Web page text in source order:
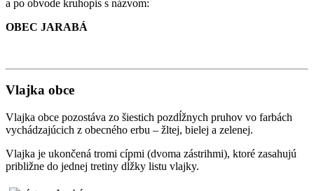
a po obvode kruhopis s názvom:
OBEC JARABÁ
Vlajka obce
Vlajka obce pozostáva zo šiestich pozdĺžnych pruhov vo farbách
vychádzajúcich z obecného erbu – žltej, bielej a zelenej.
Vlajka je ukončená tromi cípmi (dvoma zástrihmi), ktoré zasahujú
približne do jednej tretiny dĺžky listu vlajky.